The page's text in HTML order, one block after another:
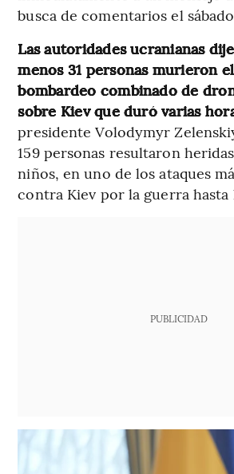
busca de comentarios el
Las autoridades ucranianas
menos 31 personas murieron
bombardeo combinado de
sobre Kiev que duró varias
presidente Volodymyr
159 personas resultaron
niños, en uno de los ataques
contra Kiev por la guerra hasta
PUBLICIDAD